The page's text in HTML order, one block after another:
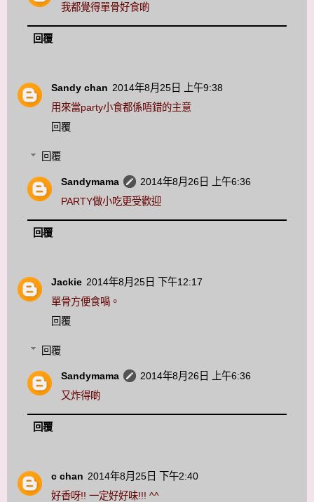
我都覺得單骨好食啲
回覆
Sandy chan 2014年8月25日 上午9:38
用來當party小食都係唔錯的主意
回覆
回覆
Sandymama
2014年8月26日 上午6:36
PARTY做小吃更受歡迎
回覆
Jackie 2014年8月25日 下午12:17
單骨方便食喎。
回覆
回覆
Sandymama
2014年8月26日 上午6:36
又炸得啲
回覆
c chan 2014年8月25日 下午2:40
好香呀!! 一定好好味!!! ^^